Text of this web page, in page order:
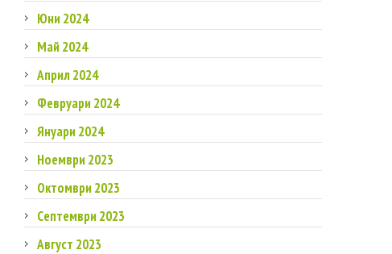
Юни 2024
Май 2024
Април 2024
Февруари 2024
Януари 2024
Ноември 2023
Октомври 2023
Септември 2023
Август 2023